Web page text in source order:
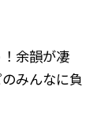
余韻が凄
みんなに負